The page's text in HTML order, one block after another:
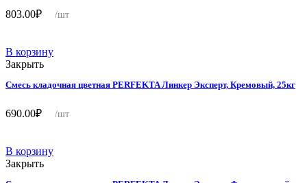
803.00₽ /шт
В корзину
Закрыть
Смесь кладочная цветная PERFEKTA Линкер Эксперт, Кремовый, 25кг
690.00₽ /шт
В корзину
Закрыть